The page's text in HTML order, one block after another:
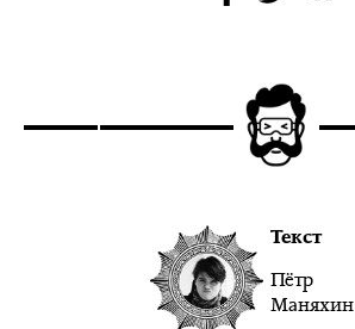
Текст
Пётр
Маняхин